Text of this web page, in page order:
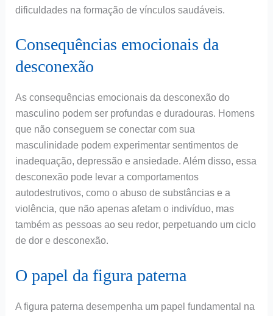
dificuldades na formação de vínculos saudáveis.
Consequências emocionais da
desconexão
As consequências emocionais da desconexão do
masculino podem ser profundas e duradouras. Homens
que não conseguem se conectar com sua
masculinidade podem experimentar sentimentos de
inadequação, depressão e ansiedade. Além disso, essa
desconexão pode levar a comportamentos
autodestrutivos, como o abuso de substâncias e a
violência, que não apenas afetam o indivíduo, mas
também as pessoas ao seu redor, perpetuando um ciclo
de dor e desconexão.
O papel da figura paterna
A figura paterna desempenha um papel fundamental na